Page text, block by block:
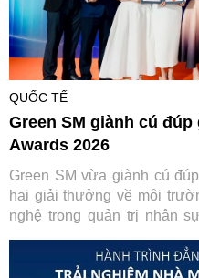
QUỐC TẾ
Green SM giành cú
Awards 2026
Green SM vừa giành cú
hai giải thưởng về môi
nghệ trong quản trị nhân